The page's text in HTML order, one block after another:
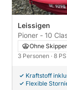
Leissigen
Pioner - 10
Ohne Skipper
3 Personen · 8 PS
Kraftstoff
Flexible